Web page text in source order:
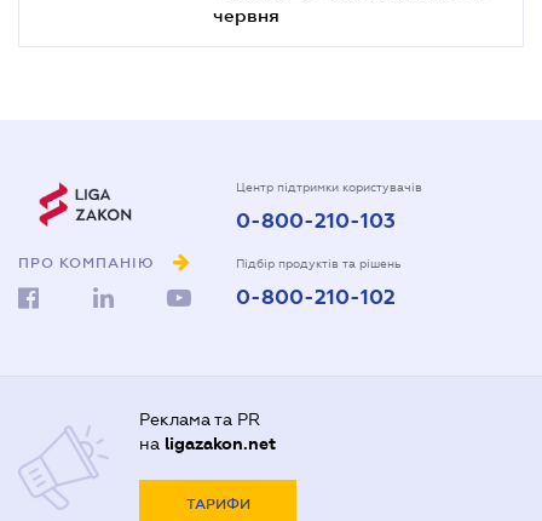
червня
ПРО КОМПАНІЮ
Центр підтримки користувачів
0-800-210-103
Підбір продуктів та рішень
0-800-210-102
Реклама та PR
на ligazakon.net
ТАРИФИ